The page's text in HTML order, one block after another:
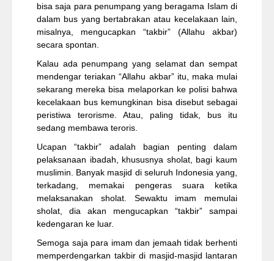
bisa saja para penumpang yang beragama Islam di
dalam bus yang bertabrakan atau kecelakaan lain,
misalnya, mengucapkan “takbir” (Allahu akbar)
secara spontan.
Kalau ada penumpang yang selamat dan sempat
mendengar teriakan “Allahu akbar” itu, maka mulai
sekarang mereka bisa melaporkan ke polisi bahwa
kecelakaan bus kemungkinan bisa disebut sebagai
peristiwa terorisme. Atau, paling tidak, bus itu
sedang membawa teroris.
Ucapan “takbir” adalah bagian penting dalam
pelaksanaan ibadah, khususnya sholat, bagi kaum
muslimin. Banyak masjid di seluruh Indonesia yang,
terkadang, memakai pengeras suara ketika
melaksanakan sholat. Sewaktu imam memulai
sholat, dia akan mengucapkan “takbir” sampai
kedengaran ke luar.
Semoga saja para imam dan jemaah tidak berhenti
memperdengarkan takbir di masjid-masjid lantaran